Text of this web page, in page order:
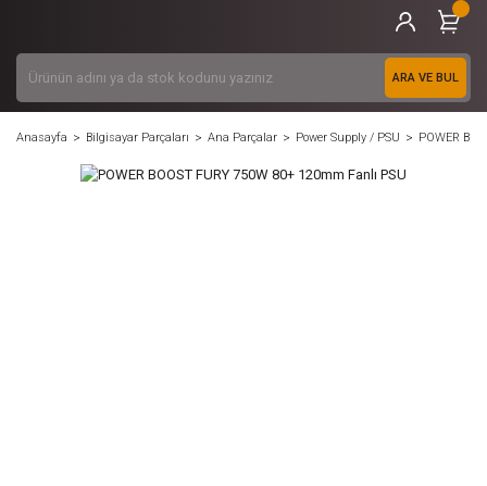
ARA VE BUL
Anasayfa Bilgisayar Parçaları Ana Parçalar Power Supply / PSU POWER